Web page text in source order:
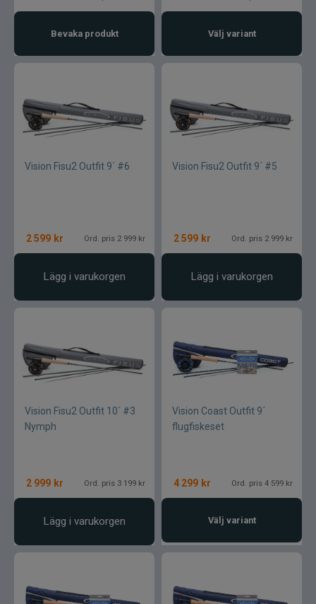
Bevaka produkt Välj variant
Vision Fisu2 Outfit 9´ #6
2 599 kr Ord. pris 2 999 kr
Lägg i varukorgen
Vision Fisu2 Outfit 9´ #5
2 599 kr Ord. pris 2 999 kr
Lägg i varukorgen
Vision Fisu2 Outfit 10´ #3
Nymph
2 999 kr Ord. pris 3 199 kr
Lägg i varukorgen
Vision Coast Outfit 9´
flugfiskeset
4 299 kr Ord. pris 4 599 kr
Välj variant